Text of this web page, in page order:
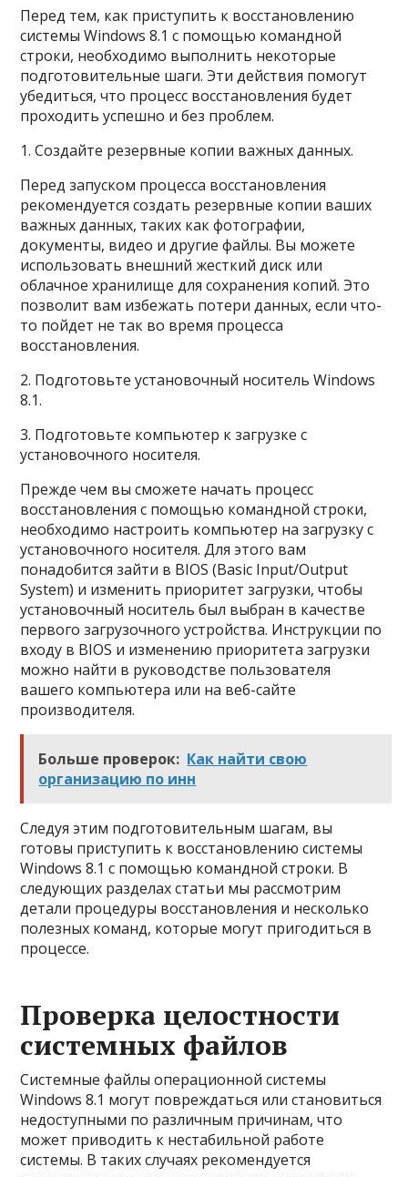
Перед тем, как приступить к восстановлению
системы Windows 8.1 с помощью командной
строки, необходимо выполнить некоторые
подготовительные шаги. Эти действия помогут
убедиться, что процесс восстановления будет
проходить успешно и без проблем.
1. Создайте резервные копии важных данных.
Перед запуском процесса восстановления
рекомендуется создать резервные копии ваших
важных данных, таких как фотографии,
документы, видео и другие файлы. Вы можете
использовать внешний жесткий диск или
облачное хранилище для сохранения копий. Это
позволит вам избежать потери данных, если что-
то пойдет не так во время процесса
восстановления.
2. Подготовьте установочный носитель Windows
8.1.
3. Подготовьте компьютер к загрузке с
установочного носителя.
Прежде чем вы сможете начать процесс
восстановления с помощью командной строки,
необходимо настроить компьютер на загрузку с
установочного носителя. Для этого вам
понадобится зайти в BIOS (Basic Input/Output
System) и изменить приоритет загрузки, чтобы
установочный носитель был выбран в качестве
первого загрузочного устройства. Инструкции по
входу в BIOS и изменению приоритета загрузки
можно найти в руководстве пользователя
вашего компьютера или на веб-сайте
производителя.
Больше проверок: Как найти свою
организацию по инн
Следуя этим подготовительным шагам, вы
готовы приступить к восстановлению системы
Windows 8.1 с помощью командной строки. В
следующих разделах статьи мы рассмотрим
детали процедуры восстановления и несколько
полезных команд, которые могут пригодиться в
процессе.
Проверка целостности
системных файлов
Системные файлы операционной системы
Windows 8.1 могут повреждаться или становиться
недоступными по различным причинам, что
может приводить к нестабильной работе
системы. В таких случаях рекомендуется